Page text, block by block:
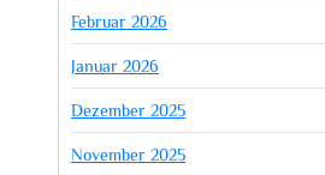
Februar 2026
Januar 2026
Dezember 2025
November 2025